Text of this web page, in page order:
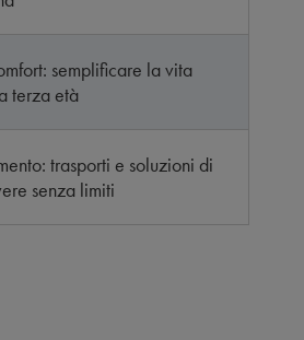
semplificare la vita
terza età
trasporti e soluzioni di
senza limiti